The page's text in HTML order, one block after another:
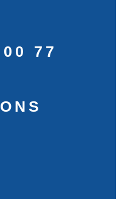
77